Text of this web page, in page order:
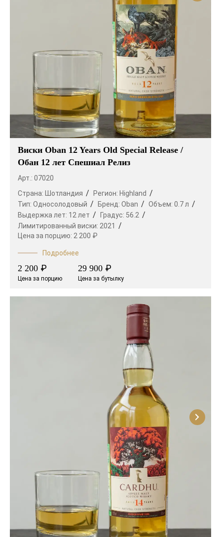
Виски Oban 12 Years Old Special Release /
Обан 12 лет Спешиал Релиз
Арт.: 07020
Страна: Шотландия Регион: Highland
Тип: Односолодовый Бренд: Oban Объем: 0.7 л
Выдержка лет: 12 лет Градус: 56.2
Лимитированный виски: 2021
Цена за порцию: 2 200 ₽
Подробнее
2 200 ₽
Цена за порцию
29 900 ₽
Цена за бутылку